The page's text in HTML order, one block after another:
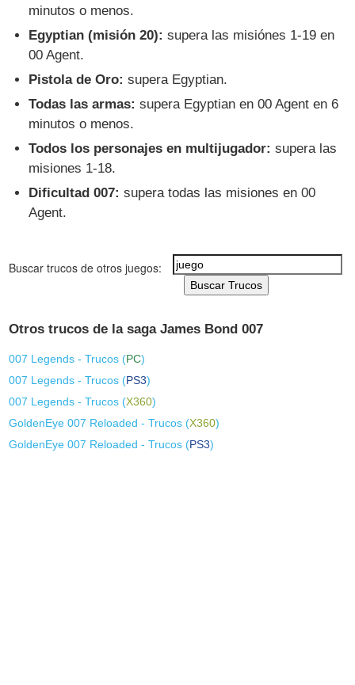
minutos o menos.
Egyptian (misión 20): supera las misiónes 1-19 en
00 Agent.
Pistola de Oro: supera Egyptian.
Todas las armas: supera Egyptian en 00 Agent en 6
minutos o menos.
Todos los personajes en multijugador: supera las
misiones 1-18.
Dificultad 007: supera todas las misiones en 00
Agent.
Buscar trucos de otros juegos:
Buscar Trucos
Otros trucos de la saga James Bond 007
007 Legends - Trucos (PC)
007 Legends - Trucos (PS3)
007 Legends - Trucos (X360)
GoldenEye 007 Reloaded - Trucos (X360)
GoldenEye 007 Reloaded - Trucos (PS3)